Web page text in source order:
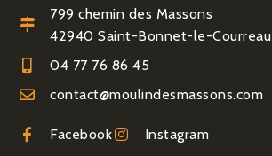
799 chemin des Massons
42940 Saint-Bonnet-le-Courreau
04 77 76 86 45
contact@moulindesmassons.com
Facebook Instagram